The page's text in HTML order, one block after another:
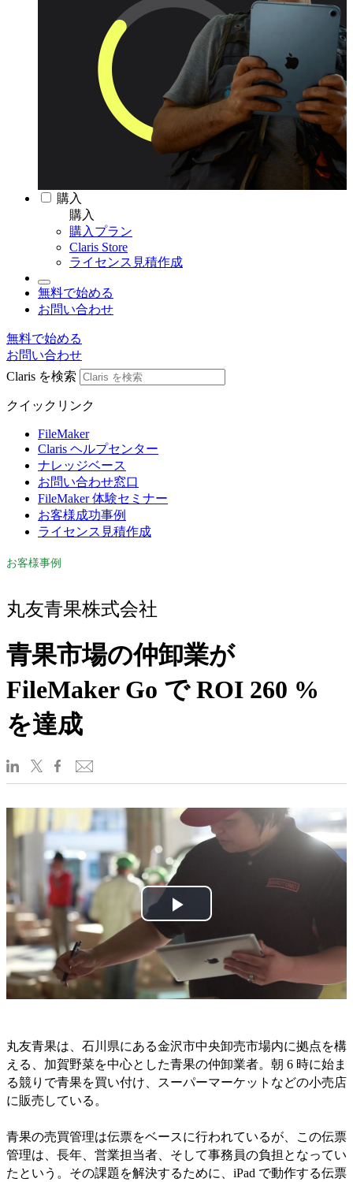
購入
購入
購入プラン
Claris Store
ライセンス見積作成
無料で始める
お問い合わせ
無料で始める
お問い合わせ
Claris を検索
クイックリンク
FileMaker
Claris ヘルプセンター
ナレッジベース
お問い合わせ窓口
FileMaker 体験セミナー
お客様成功事例
ライセンス見積作成
お客様事例
丸友青果株式会社
青果市場の仲卸業が
FileMaker Go で ROI 260 %
を達成
Play
Video
丸友青果は、石川県にある金沢市中央卸売市場内に拠点を構
える、加賀野菜を中心とした青果の仲卸業者。朝 6 時に始ま
る競りで青果を買い付け、スーパーマーケットなどの小売店
に販売している。
青果の売買管理は伝票をベースに行われているが、この伝票
管理は、長年、営業担当者、そして事務員の負担となってい
たという。その課題を解決するために、iPad で動作する伝票